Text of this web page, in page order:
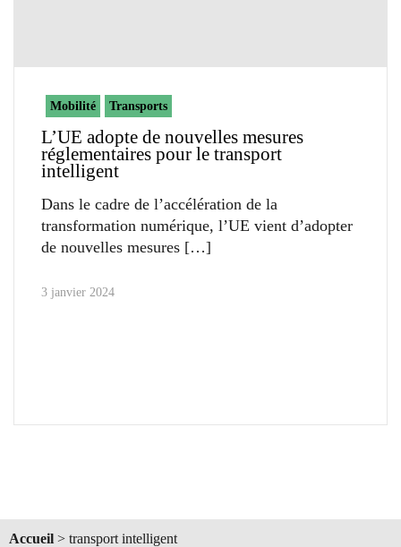
Mobilité Transports
L’UE adopte de nouvelles mesures
réglementaires pour le transport
intelligent
Dans le cadre de l’accélération de la
transformation numérique, l’UE vient d’adopter
de nouvelles mesures
3 janvier 2024
Accueil > transport intelligent